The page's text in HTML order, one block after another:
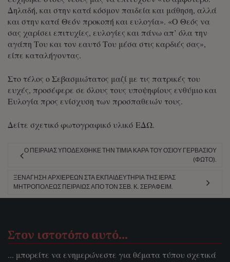
Δηλαδή, και στην κατά κόσμον παιδεία και μάθηση, αλλά
και στην κατά Θεόν προκοπή και ευλογία». «Ο Θεός να
σας χαρίσει επιτυχίες, ευλογίες και πάνω απ’ όλα την
αγάπη Του και τον εαυτό Του μέσα στις καρδιές σας»,
είπε καταλήγοντας.
Στο τέλος ο Σεβασμιώτατος μαζί με τις πατρικές του
ευχές, προσέφερε σε όλους τους υποψηφίους ενθύμιο και
Ευλογία προς ενίσχυση των προσπαθειών τους.
Δείτε σχετικό φωτογραφικό υλικό ΕΔΩ.
Ο ΠΕΙΡΑΙΆΣ ΥΠΟΔΈΧΘΗΚΕ ΤΗΝ ΤΙΜΊΑ ΚΆΡΑ ΤΟΥ ΟΣΊΟΥ ΓΕΡΒΑΣΊΟΥ
(ΦΩΤΟ).
ΞΕΝΆΓΗΣΗ ΑΡΧΙΕΡΈΩΝ ΣΤΑ ΕΚΠΑΙΔΕΥΤΉΡΙΑ ΤΗΣ ΙΕΡΆΣ
ΜΗΤΡΟΠΌΛΕΩΣ ΠΕΙΡΑΙΏΣ ΑΠΌ ΤΟΝ ΣΕΒ. Κ. ΣΕΡΑΦΕΊΜ.
Στον ιστοτόπο αυτό…
... μπορείτε να ενημερώνεστε για θέματα τύπου σχετικά